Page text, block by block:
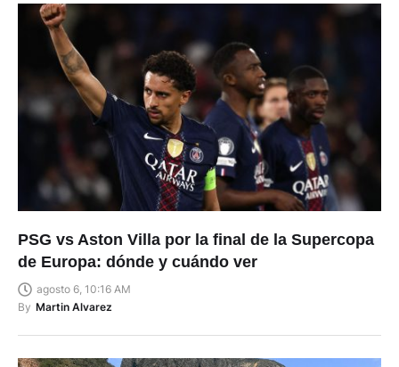
PSG vs Aston Villa por la final de la Supercopa
de Europa: dónde y cuándo ver
agosto 6, 10:16 AM
By
Martin Alvarez